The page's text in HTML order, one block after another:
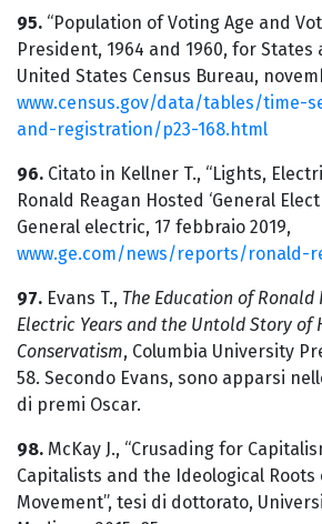
95. “Population of Voting Age and
President, 1964 and 1960, for States
United States Census Bureau,
www.census.gov/data/tables/time-
and-registration/p23-168.html
96. Citato in Kellner T., “Lights,
Ronald Reagan Hosted ‘General
General electric, 17 febbraio 2019,
www.ge.com/news/reports/ronald-
97. Evans T., The Education of Ronald
Electric Years and the Untold Story of
Conservatism, Columbia University
58. Secondo Evans, sono apparsi
di premi Oscar.
98. McKay J., “Crusading for
Capitalists and the Ideological
Movement”, tesi di dottorato,